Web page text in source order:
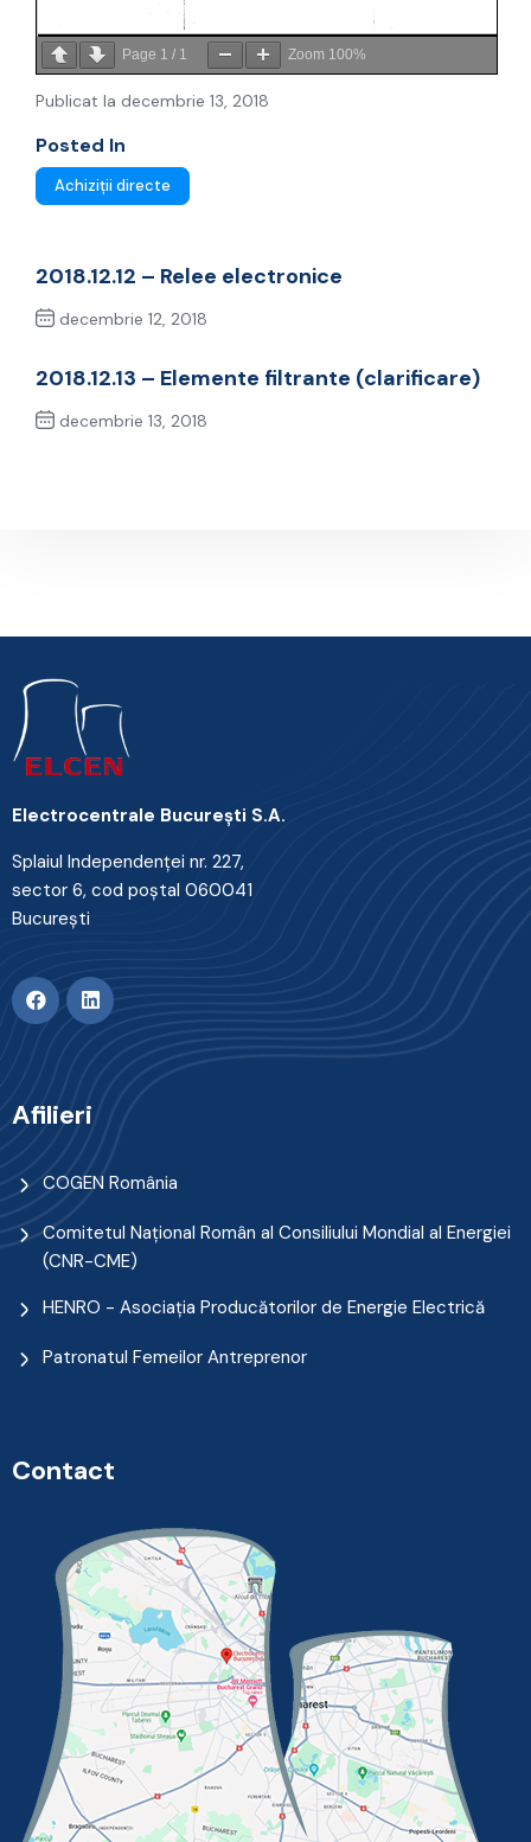
Page 1 / 1 Zoom 100%
Publicat la decembrie 13, 2018
Posted In
Achiziții directe
2018.12.12 – Relee electronice
decembrie 12, 2018
2018.12.13 – Elemente filtrante (clarificare)
decembrie 13, 2018
Electrocentrale Bucureşti S.A.
Splaiul Independenţei nr. 227,
sector 6, cod poştal 060041
Bucureşti
Afilieri
COGEN România
Comitetul Naţional Român al Consiliului Mondial al Energiei
(CNR-CME)
HENRO - Asociația Producătorilor de Energie Electrică
Patronatul Femeilor Antreprenor
Contact